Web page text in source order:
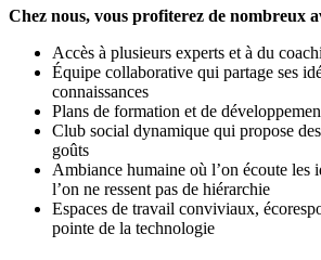
Chez nous, vous profiterez de nombreux
Accès à plusieurs experts et à du
Équipe collaborative qui partage ses
connaissances
Plans de formation et de
Club social dynamique qui propose
goûts
Ambiance humaine où l’on écoute les
l’on ne ressent pas de hiérarchie
Espaces de travail conviviaux,
pointe de la technologie